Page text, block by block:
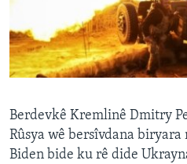
ÇAND Û HUNER
SERNIVÎS
SORANÎ
Learning English
FOLLOW US
Berdevkê Kremlinê Dmitry
Rûsya wê bersîvdana
Biden bide ku rê dide